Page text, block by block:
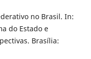
no Brasil. In:
do Estado e
Brasília: